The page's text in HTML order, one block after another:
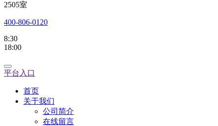
2505室
400-806-0120
8:30
18:00
平台入口
首页
关于我们
公司简介
在线留言